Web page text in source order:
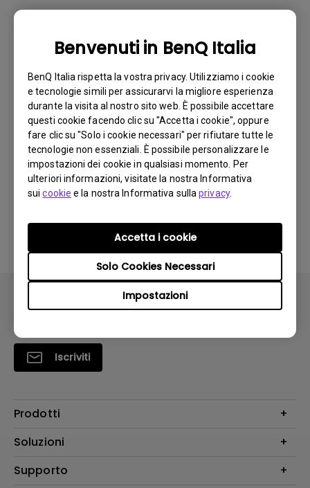
Benvenuti in BenQ Italia
BenQ Italia rispetta la vostra privacy. Utilizziamo i cookie
e tecnologie simili per assicurarvi la migliore esperienza
durante la visita al nostro sito web. È possibile accettare
questi cookie facendo clic su "Accetta i cookie", oppure
fare clic su "Solo i cookie necessari" per rifiutare tutte le
tecnologie non essenziali. È possibile personalizzare le
impostazioni dei cookie in qualsiasi momento. Per
ulteriori informazioni, visitate la nostra Informativa
suicookie e la nostra Informativa sullaprivacy.
Impostazioni
Solo Cookies Necessari
Accetta i cookie
automaticamente il segnale d'ingresso?
Ho acquistato un monitor BenQ e ho
cercato di collegarlo al mio notebook con
un cavo HDMI, ma continuo ad avere il
messaggio "No Cable Connected" sul
monitor. Come posso risolvere questo
Iscriviti
Prodotti
Videoproiettori
Illuminazione
Soluzioni
Education/Formazione
Supporto